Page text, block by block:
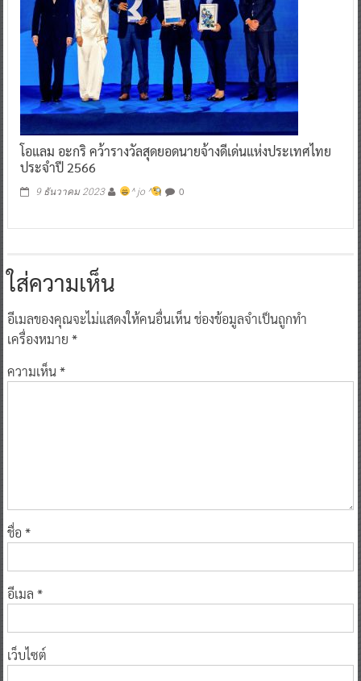
โอแลม อะกริ คว้ารางวัลสุดยอดนายจ้างดีเด่นแห่งประเทศไทย
ประจำปี 2566
9 ธันวาคม 2023 ^ jo ^ 0
ใส่ความเห็น
อีเมลของคุณจะไม่แสดงให้คนอื่นเห็นช่องข้อมูลจำเป็นถูกทำ
เครื่องหมาย *
ความเห็น*
ชื่อ *
อีเมล *
เว็บไซต์